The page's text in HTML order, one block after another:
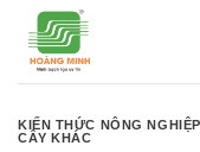
qua
KIẾN THỨC NÔNG NGHIỆP
CÂY KHÁC